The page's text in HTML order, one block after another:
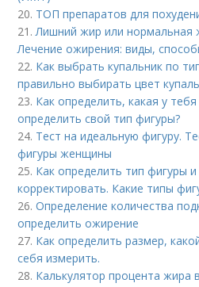
20. ТОП препаратов для
21.Лишний жир или нормальная
Лечение ожирения: виды,
22. Как выбрать купальник по
правильно выбирать цвет
23. Как определить, какая у
определить свой тип фигуры?
24. Тест на идеальную фигуру.
фигуры женщины
25. Как определить тип фигуры и
корректировать. Какие типы
26.Определение количества
определить ожирение
27. Как определить размер,
себя измерить.
28. Калькулятор процента жира